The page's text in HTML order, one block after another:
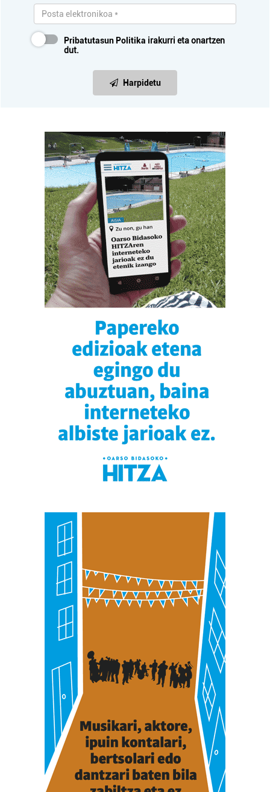
Pribatutasun Politika irakurri eta onartzen
dut.
Harpidetu